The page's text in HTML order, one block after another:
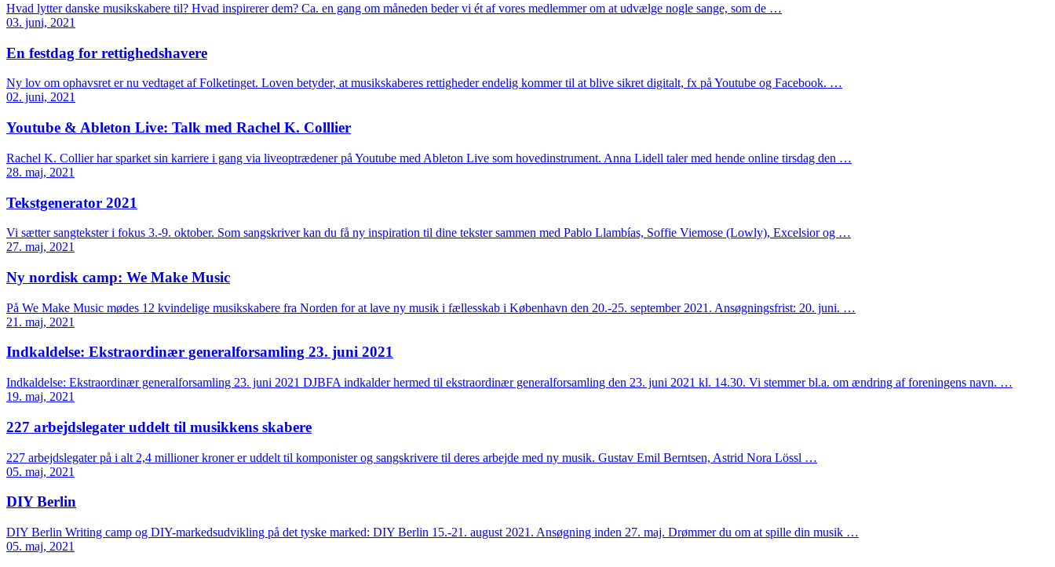
Hvad lytter danske musikskabere til? Hvad inspirerer dem? Ca. en gang om måneden beder vi ét af vores medlemmer om at udvælge nogle sange, som de …
03. juni, 2021
En festdag for rettighedshavere
Ny lov om ophavsret er nu vedtaget af Folketinget. Loven betyder, at musikskaberes rettigheder endelig kommer til at blive sikret digitalt, fx på Youtube og Facebook. …
02. juni, 2021
Youtube & Ableton Live: Talk med Rachel K. Colllier
Rachel K. Collier har sparket sin karriere i gang via liveoptrædener på Youtube med Ableton Live som hovedinstrument. Anna Lidell taler med hende online tirsdag den …
28. maj, 2021
Tekstgenerator 2021
Vi sætter sangtekster i fokus 3.-9. oktober. Som sangskriver kan du få ny inspiration til dine tekster sammen med Pablo Llambías, Soffie Viemose (Lowly), Excelsior og …
27. maj, 2021
Ny nordisk camp: We Make Music
På We Make Music mødes 12 kvindelige musikskabere fra Norden for at lave ny musik i fællesskab i København den 20.-25. september 2021. Ansøgningsfrist: 20. juni. …
21. maj, 2021
Indkaldelse: Ekstraordinær generalforsamling 23. juni 2021
Indkaldelse: Ekstraordinær generalforsamling 23. juni 2021 DJBFA indkalder hermed til ekstraordinær generalforsamling den 23. juni 2021 kl. 14.30. Vi stemmer bl.a. om ændring af foreningens navn. …
19. maj, 2021
227 arbejdslegater uddelt til musikkens skabere
227 arbejdslegater på i alt 2,4 millioner kroner er uddelt til komponister og sangskrivere til deres arbejde med ny musik. Gustav Emil Berntsen, Astrid Nora Lössl …
05. maj, 2021
DIY Berlin
DIY Berlin Writing camp og DIY-markedsudvikling på det tyske marked: DIY Berlin 15.-21. august 2021. Ansøgning inden 27. maj. Drømmer du om at spille din musik …
05. maj, 2021